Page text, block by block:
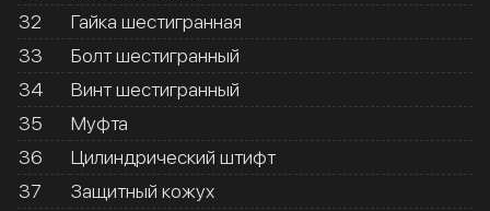
32
Гайка шестигранная
33
Болт шестигранный
34
Винт шестигранный
35
Муфта
36
Цилиндрический штифт
37
Защитный кожух